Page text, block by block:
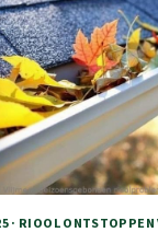
· RIOOL